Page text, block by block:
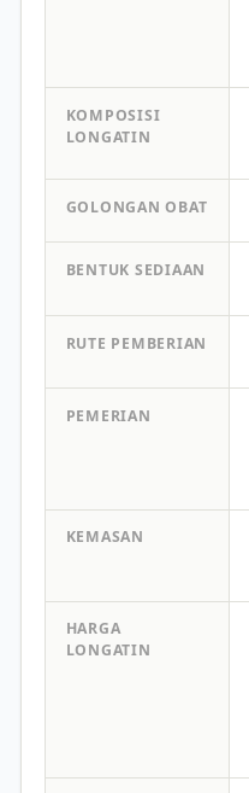
KOMPOSISI
LONGATIN
GOLONGAN OBAT
BENTUK SEDIAAN
RUTE PEMBERIAN
PEMERIAN
KEMASAN
HARGA
LONGATIN